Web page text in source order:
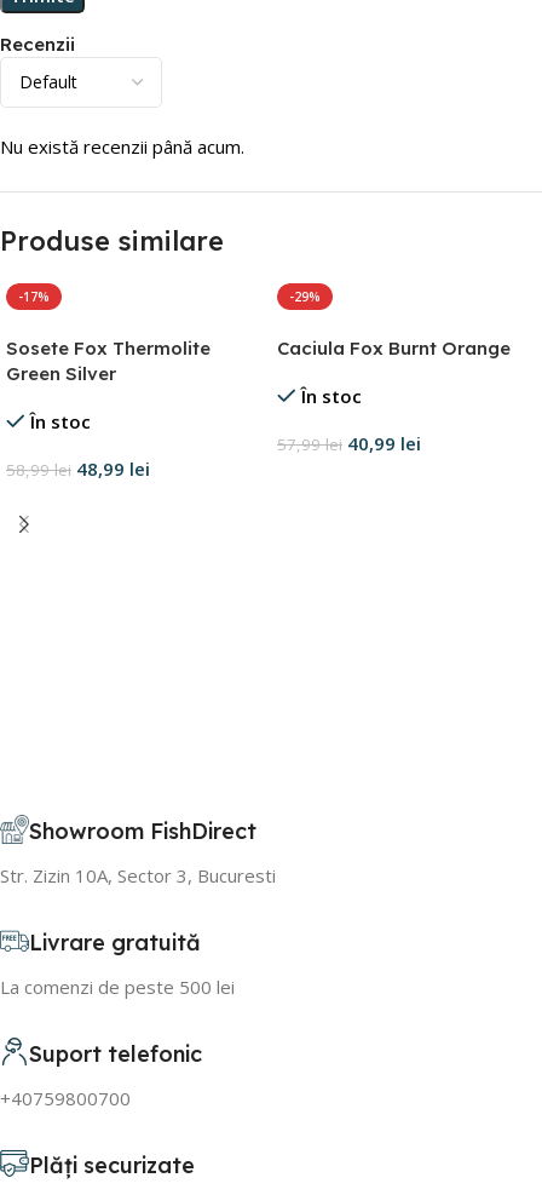
Recenzii
Nu există recenzii până acum.
Produse similare
-17%
Sosete Fox Thermolite
Green Silver
În stoc
58,99lei 48,99 lei
-29%
Caciula Fox Burnt Orange
În stoc
57,99lei 40,99 lei
Showroom FishDirect
Str. Zizin 10A, Sector 3, Bucuresti
Livrare gratuită
La comenzi de peste 500 lei
Suport telefonic
+40759800700
Plăți securizate